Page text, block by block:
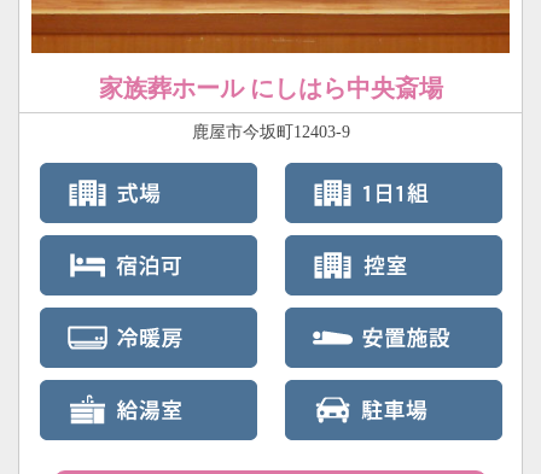
家族葬ホール にしはら中央斎場
鹿屋市今坂町12403-9